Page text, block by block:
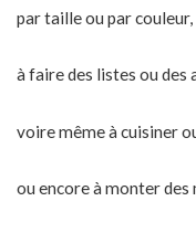
par taille ou par couleur,
à faire des listes ou des
voire même à cuisiner
ou encore à monter des